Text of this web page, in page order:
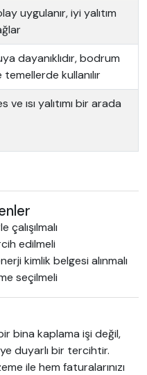
uygulanır, iyi yalıtım
dayanıklıdır, bodrum
temellerde kullanılır
ve ısı yalıtımı bir arada
edilmeli
kimlik belgesi alınmalı
seçilmeli
bina kaplama işi değil,
duyarlı bir tercihtir.
ile hem faturalarınızı